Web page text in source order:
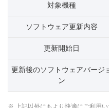
対象機種
ソフトウェア更新内容
更新開始日
更新後のソフトウェアバージ
ン
※ 上記以外にもより快適にご利用い